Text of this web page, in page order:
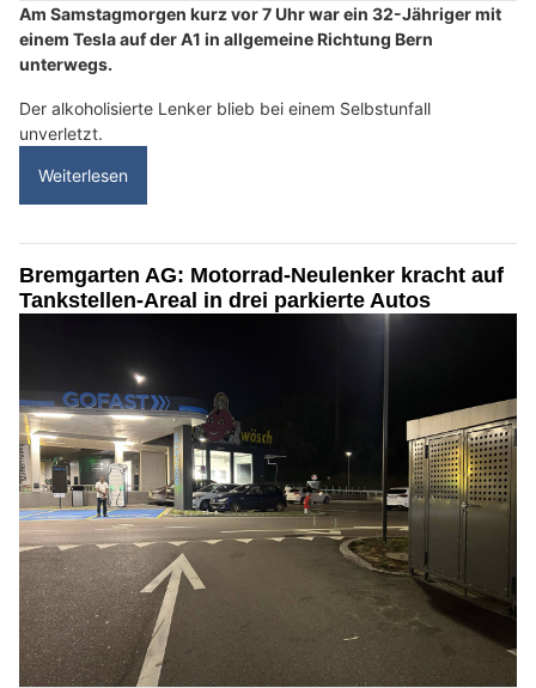
Am Samstagmorgen kurz vor 7 Uhr war ein 32-Jähriger mit
einem Tesla auf der A1 in allgemeine Richtung Bern
unterwegs.
Der alkoholisierte Lenker blieb bei einem Selbstunfall
unverletzt.
Weiterlesen
Bremgarten AG: Motorrad-Neulenker kracht auf
Tankstellen-Areal in drei parkierte Autos